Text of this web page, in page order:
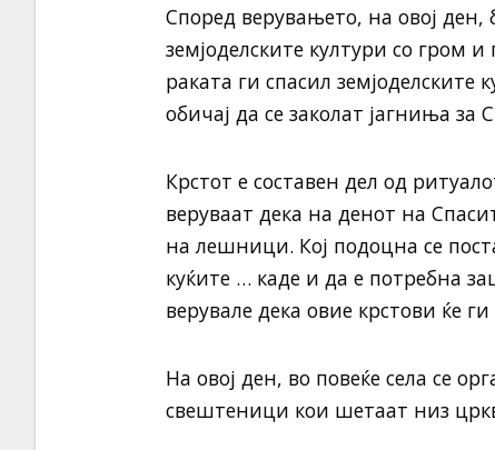
Според верувањето, на овој
земјоделските култури со гром
раката ги спасил
обичај да се заколат јагниња за
Крстот е составен дел од
веруваат дека на денот на
на лешници. Кој подоцна се
куќите … каде и да е потребна
верувале дека овие крстови ќе
На овој ден, во повеќе села се
свештеници кои шетаат низ